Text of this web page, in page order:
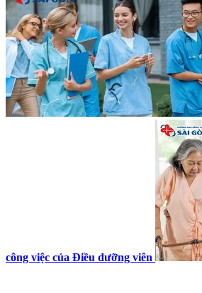
công việc của Điều dưỡng viên